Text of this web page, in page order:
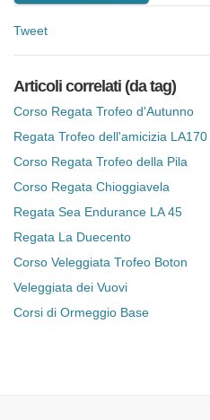
Tweet
Articoli correlati (da tag)
Corso Regata Trofeo d'Autunno
Regata Trofeo dell'amicizia LA170
Corso Regata Trofeo della Pila
Corso Regata Chioggiavela
Regata Sea Endurance LA 45
Regata La Duecento
Corso Veleggiata Trofeo Boton
Veleggiata dei Vuovi
Corsi di Ormeggio Base